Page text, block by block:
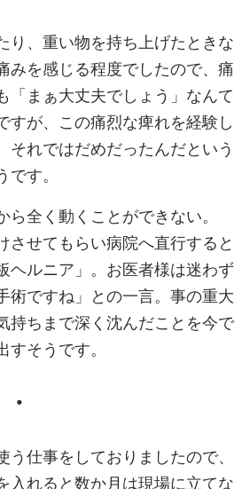
り、重い物を持ち上げたときな
みを感じる程度でしたので、痛
「まぁ大丈夫でしょう」なんて
すが、この痛烈な痺れを経験し
それではだめだったんだという
です。
ら全く動くことができない。
させてもらい病院へ直行すると
ヘルニア」。お医者様は迷わず
術ですね」との一言。事の重大
持ちまで深く沈んだことを今で
すそうです。
う仕事をしておりましたので、
入れると数か月は現場に立てな